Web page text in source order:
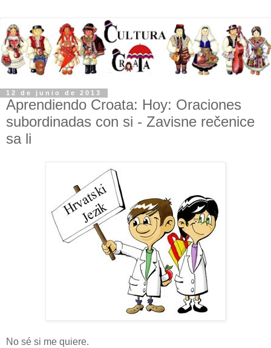
12 de junio de 2013
Aprendiendo Croata: Hoy: Oraciones
subordinadas con si - Zavisne rečenice
sa li
No sé si me quiere.